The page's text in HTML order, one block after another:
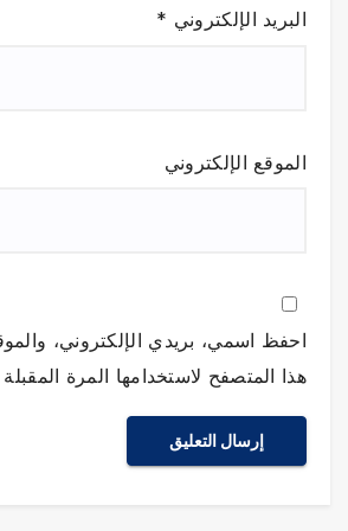
البريد الإلكتروني *
الموقع الإلكتروني
احفظ اسمي، بريدي الإلكتروني،
هذا المتصفح لاستخدامها المرة